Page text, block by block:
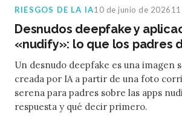
RIESGOS DE LA IA10 de junio de 2026
Desnudos deepfake y
«nudify»: lo que los padres
Un desnudo deepfake es una imagen
creada por IA a partir de una foto
serena para padres sobre las apps
respuesta y qué decir primero.